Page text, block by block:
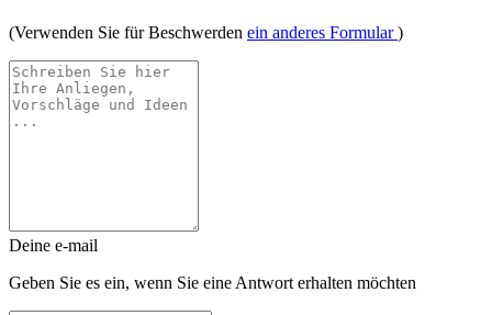
(Verwenden Sie für Beschwerden ein anderes Formular)
Deine e-mail
Geben Sie es ein, wenn Sie eine Antwort erhalten möchten